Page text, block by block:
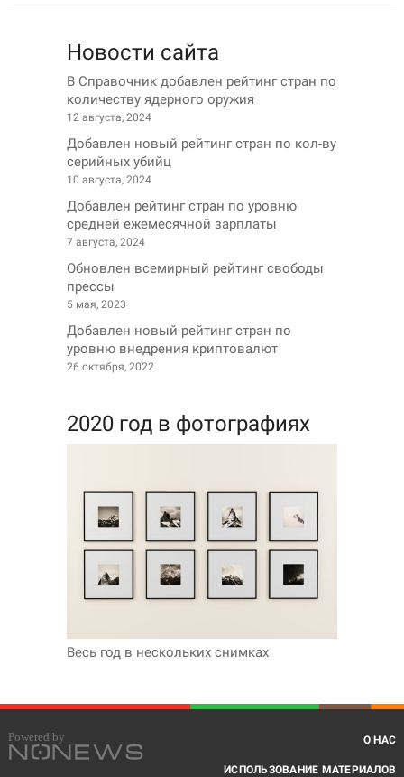
Новости сайта
В Справочник добавлен рейтинг стран по
количеству ядерного оружия
12 августа, 2024
Добавлен новый рейтинг стран по кол-ву
серийных убийц
10 августа, 2024
Добавлен рейтинг стран по уровню
средней ежемесячной зарплаты
7 августа, 2024
Обновлен всемирный рейтинг свободы
прессы
5 мая, 2023
Добавлен новый рейтинг стран по
уровню внедрения криптовалют
26 октября, 2022
2020 год в фотографиях
Весь год в нескольких снимках
О НАС
ИСПОЛЬЗОВАНИЕ МАТЕРИАЛОВ